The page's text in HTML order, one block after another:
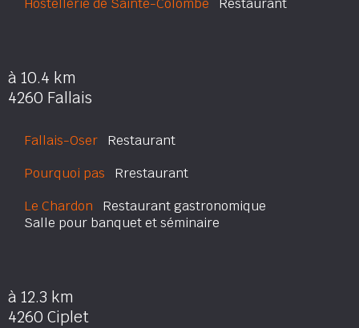
Hostellerie de Sainte-Colombe Restaurant
à 10.4 km
4260 Fallais
Fallais-Oser Restaurant
Pourquoi pas Rrestaurant
Le Chardon Restaurant gastronomique
Salle pour banquet et séminaire
à 12.3 km
4260 Ciplet